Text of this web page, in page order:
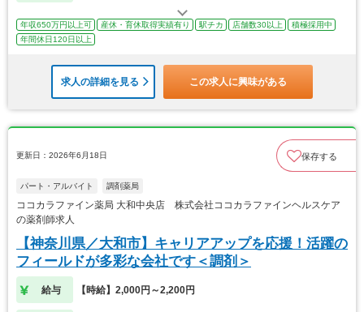
年収650万円以上可 産休・育休取得実績有り 駅チカ 店舗数30以上
積極採用中
年間休日120日以上
求人の詳細を見る この求人に興味がある
更新日：2026年6月18日 保存する
パート・アルバイト 調剤薬局
ココカラファイン薬局 大和中央店 株式会社ココカラファインヘルスケア
の薬剤師求人
【神奈川県／大和市】キャリアアップを応援！活躍の
フィールドが多彩な会社です＜調剤＞
給与 【時給】2,000円～2,200円